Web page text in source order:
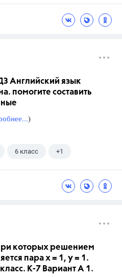
Английский язык
помогите составить
)
6 класс +1
которых решением
пара х = 1, у = 1.
К-7 Вариант А 1.